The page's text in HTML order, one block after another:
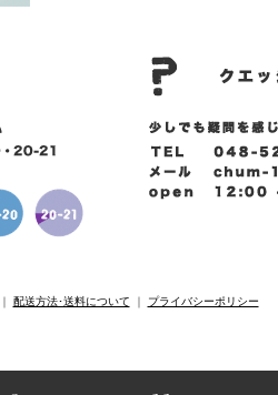
｜ 配送方法･送料について ｜ プライバシーポリシー